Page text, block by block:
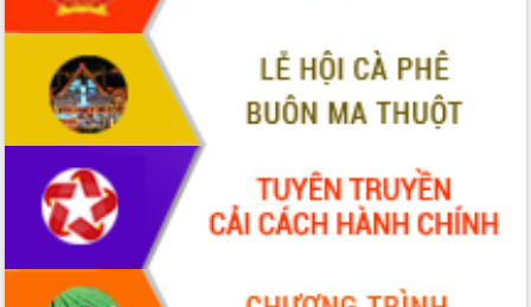
Bệnh án điện tử thúc đẩy chuyển đổi
số y tế tại Đắk Lắk
Chuyển đổi số thư viện: Mở rộng
không gian tri thức trong thời đại số
Đánh giá, rút kinh nghiệm công tác tổ
chức diễn tập trước ngày bầu cử
Chương trình “Gặp gỡ hữu nghị –
Friendship Meeting New Year 2026”
Bầu cử Quốc hội và HĐND: Cử tri Đắk
Lắk gửi gắm niềm tin, kỳ vọng vào lá
phiếu